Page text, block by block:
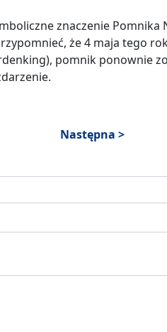
znaczenie Pomnika
że 4 maja tego
pomnik ponownie
Następna >